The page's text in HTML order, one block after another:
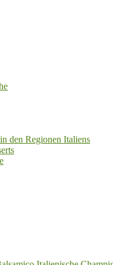
den Regionen Italiens